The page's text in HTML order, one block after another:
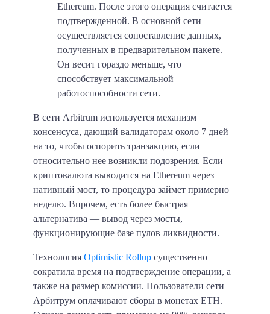
Ethereum. После этого операция считается
подтвержденной. В основной сети
осуществляется сопоставление данных,
полученных в предварительном пакете.
Он весит гораздо меньше, что
способствует максимальной
работоспособности сети.
В сети Arbitrum используется механизм
консенсуса, дающий валидаторам около 7 дней
на то, чтобы оспорить транзакцию, если
относительно нее возникли подозрения. Если
криптовалюта выводится на Ethereum через
нативный мост, то процедура займет примерно
неделю. Впрочем, есть более быстрая
альтернатива — вывод через мосты,
функционирующие базе пулов ликвидности.
Технология Optimistic Rollup существенно
сократила время на подтверждение операции, а
также на размер комиссии. Пользователи сети
Арбитрум оплачивают сборы в монетах ETH.